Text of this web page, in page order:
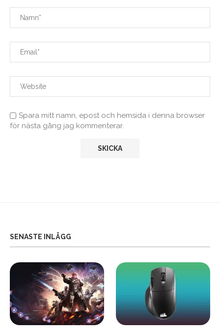
Spara mitt namn, epost och hemsida i denna browser
för nästa gång jag kommenterar.
SENASTE INLÄGG